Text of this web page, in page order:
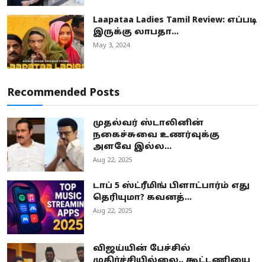
Laapataa Ladies Tamil Review: எப்படி
இருக்கு லாபதா...
May 3, 2024
Recommended Posts
முதல்வர் ஸ்டாலினின்
நகைச்சுவை உணர்வுக்கு
அளவே இல்ல...
Aug 22, 2025
டாப் 5 ஸ்ட்ரீமிங் பிளாட்பார்ம் எது
தெரியுமா? கவனத்...
Aug 22, 2025
விஜய்யின் பேச்சில்